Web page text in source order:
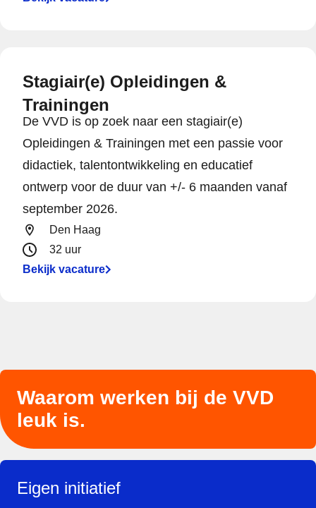
Stagiair(e) Opleidingen &
Trainingen
De VVD is op zoek naar een stagiair(e)
Opleidingen & Trainingen met een passie voor
didactiek, talentontwikkeling en educatief
ontwerp voor de duur van +/- 6 maanden vanaf
september 2026.
Den Haag
32 uur
Bekijk vacature
Waarom werken bij de VVD
leuk is.
Eigen initiatief